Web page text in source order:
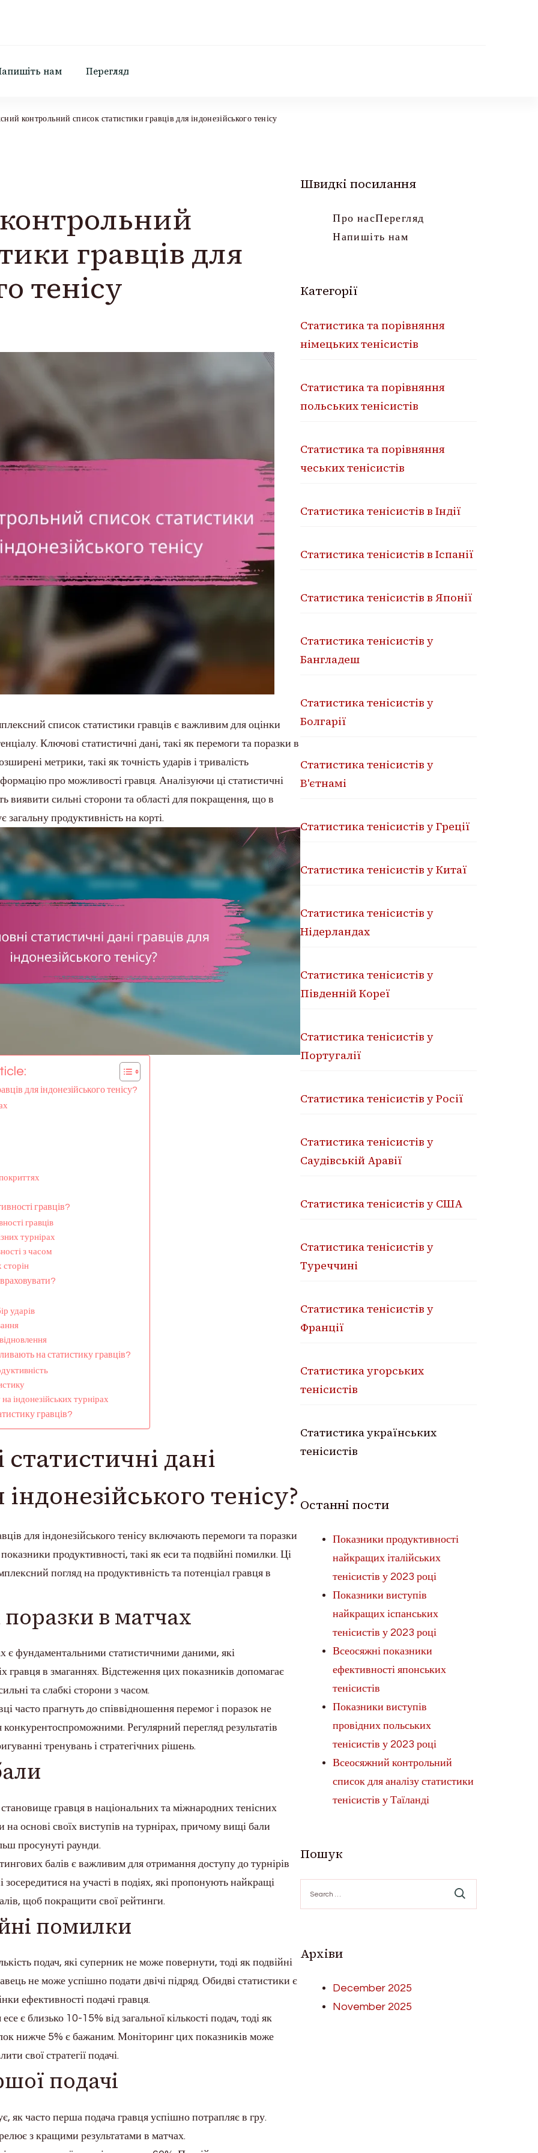
нам Перегляд
контрольний список статистики гравців для індонезійського тенісу
гравців для
тенісу
список статистики гравців є важливим для оцінки
Ключові статистичні дані, такі як перемоги та поразки в
метрики, такі як точність ударів і тривалість
про можливості гравця. Аналізуючи ці статистичні
виявити сильні сторони та області для покращення, що в
продуктивність на корті.
для індонезійського тенісу?
гравців?
гравців
турнірах
з часом
сторін
ударів
на статистику гравців?
індонезійських турнірах
гравців?
статистичні дані
тенісу?
для індонезійського тенісу включають перемоги та поразки
продуктивності, такі як еси та подвійні помилки. Ці
погляд на продуктивність та потенціал гравця в
в матчах
є фундаментальними статистичними даними, які
гравця в змаганнях. Відстеження цих показників допомагає
та слабкі сторони з часом.
часто прагнуть до співвідношення перемог і поразок не
Регулярний перегляд результатів
тренувань і стратегічних рішень.
гравця в національних та міжнародних тенісних
на основі своїх виступів на турнірах, причому вищі бали
просунуті раунди.
балів є важливим для отримання доступу до турнірів
на участі в подіях, які пропонують найкращі
щоб покращити свої рейтинги.
помилки
подач, які суперник не може повернути, тоді як подвійні
не може успішно подати двічі підряд. Обидві статистики є
ефективності подачі гравця.
є близько 10-15% від загальної кількості подач, тоді як
нижче 5% є бажаним. Моніторинг цих показників може
свої стратегії подачі.
подачі
як часто перша подача гравця успішно потрапляє в гру.
з кращими результатами в матчах.
Швидкі посилання
Про насПерегляд
Напишіть нам
Категорії
Статистика та порівняння
німецьких тенісистів
Статистика та порівняння
польських тенісистів
Статистика та порівняння
чеських тенісистів
Статистика тенісистів в Індії
Статистика тенісистів в Іспанії
Статистика тенісистів в Японії
Статистика тенісистів у
Бангладеш
Статистика тенісистів у
Болгарії
Статистика тенісистів у
В'єтнамі
Статистика тенісистів у Греції
Статистика тенісистів у Китаї
Статистика тенісистів у
Нідерландах
Статистика тенісистів у
Південній Кореї
Статистика тенісистів у
Португалії
Статистика тенісистів у Росії
Статистика тенісистів у
Саудівській Аравії
Статистика тенісистів у США
Статистика тенісистів у
Туреччині
Статистика тенісистів у
Франції
Статистика угорських
тенісистів
Статистика українських
тенісистів
Останні пости
Показники продуктивності
найкращих італійських
тенісистів у 2023 році
Показники виступів
найкращих іспанських
тенісистів у 2023 році
Всеосяжні показники
ефективності японських
тенісистів
Показники виступів
провідних польських
тенісистів у 2023 році
Всеосяжний контрольний
список для аналізу статистики
тенісистів у Таїланді
Пошук
for:
Архіви
December 2025
November 2025